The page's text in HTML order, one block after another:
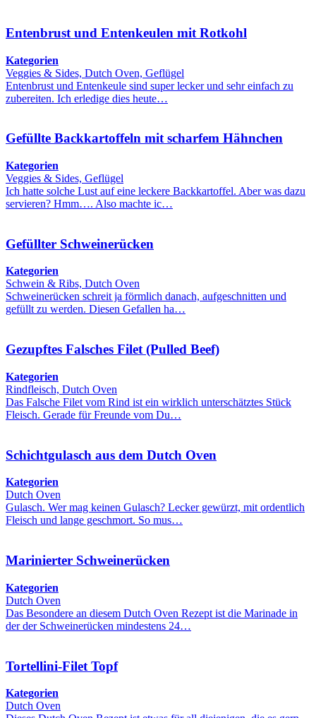
Entenbrust und Entenkeulen mit Rotkohl
Kategorien
Veggies & Sides, Dutch Oven, Geflügel
Entenbrust und Entenkeule sind super lecker und sehr einfach zu
zubereiten. Ich erledige dies heute…
Gefüllte Backkartoffeln mit scharfem Hähnchen
Kategorien
Veggies & Sides, Geflügel
Ich hatte solche Lust auf eine leckere Backkartoffel. Aber was dazu
servieren? Hmm…. Also machte ic…
Gefüllter Schweinerücken
Kategorien
Schwein & Ribs, Dutch Oven
Schweinerücken schreit ja förmlich danach, aufgeschnitten und
gefüllt zu werden. Diesen Gefallen ha…
Gezupftes Falsches Filet (Pulled Beef)
Kategorien
Rindfleisch, Dutch Oven
Das Falsche Filet vom Rind ist ein wirklich unterschätztes Stück
Fleisch. Gerade für Freunde vom Du…
Schichtgulasch aus dem Dutch Oven
Kategorien
Dutch Oven
Gulasch. Wer mag keinen Gulasch? Lecker gewürzt, mit ordentlich
Fleisch und lange geschmort. So mus…
Marinierter Schweinerücken
Kategorien
Dutch Oven
Das Besondere an diesem Dutch Oven Rezept ist die Marinade in
der der Schweinerücken mindestens 24…
Tortellini-Filet Topf
Kategorien
Dutch Oven